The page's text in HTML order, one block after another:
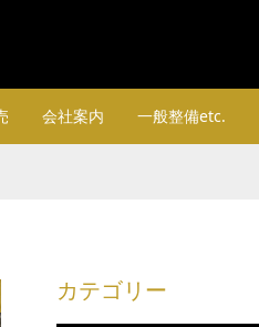
会社案内 一般整備etc.
カテゴリー